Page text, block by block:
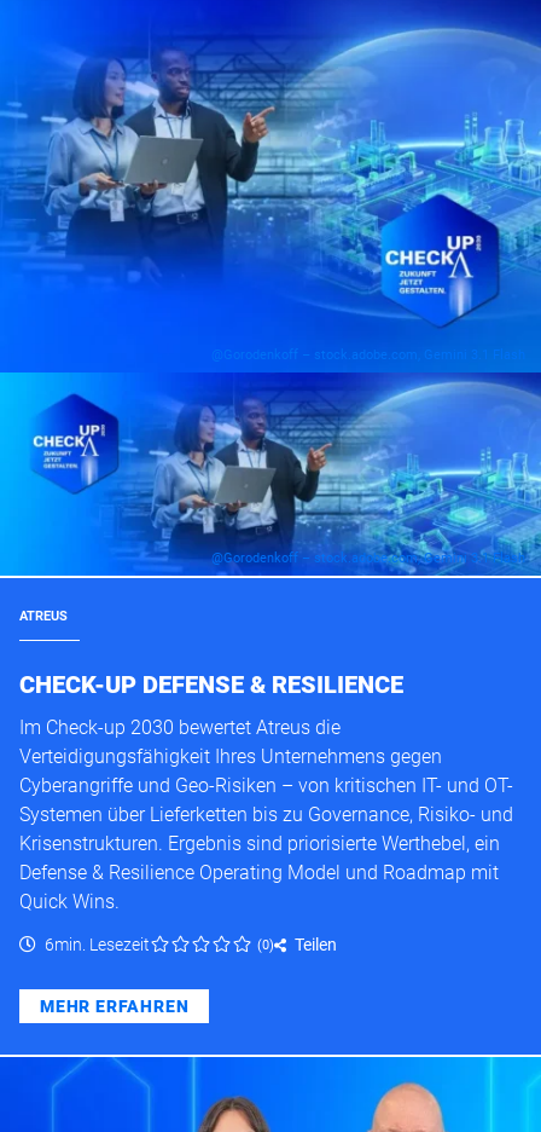
@Gorodenkoff – stock.adobe.com, Gemini 3.1 Flash
@Gorodenkoff – stock.adobe.com, Gemini 3.1 Flash
ATREUS
CHECK-UP DEFENSE & RESILIENCE
Im Check-up 2030 bewertet Atreus die
Verteidigungsfähigkeit Ihres Unternehmens gegen
Cyberangriffe und Geo-Risiken – von kritischen IT- und OT-
Systemen über Lieferketten bis zu Governance, Risiko- und
Krisenstrukturen. Ergebnis sind priorisierte Werthebel, ein
Defense & Resilience Operating Model und Roadmap mit
Quick Wins.
6min. Lesezeit (0) Teilen
MEHR ERFAHREN